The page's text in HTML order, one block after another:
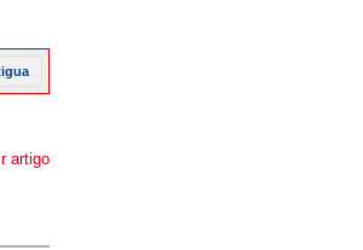
artigo